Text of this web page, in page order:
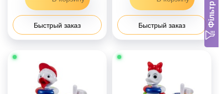
Фільтр
Быстрый заказ Быстрый заказ